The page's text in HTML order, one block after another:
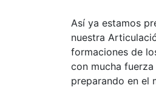
Así ya estamos
nuestra
formaciones de
con mucha
preparando en el